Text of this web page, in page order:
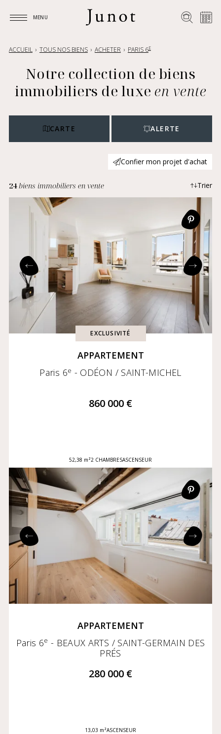
MENU
ACCUEIL TOUS NOS BIENS ACHETER PARIS 6E
Notre collection de biens
immobiliers de luxe en vente
CARTE ALERTE
Confier mon projet d'achat
24biens immobiliers en vente Trier
Prix décroissant
Coming soon
EXCLUSIVITÉ
APPARTEMENT
Paris 6e - ODÉON / SAINT-MICHEL
860 000 €
52,38 m²2 CHAMBRESASCENSEUR
APPARTEMENT
Paris 6e - BEAUX ARTS / SAINT-GERMAIN DES
PRÉS
280 000 €
13,03 m²ASCENSEUR